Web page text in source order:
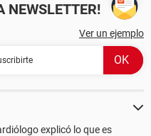
NEWSLETTER!
Ver un ejemplo
explicó lo que es